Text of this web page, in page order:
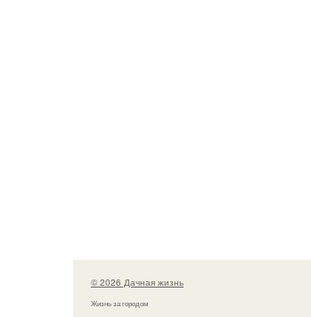
© 2026 Дачная жизнь
Жизнь за городом